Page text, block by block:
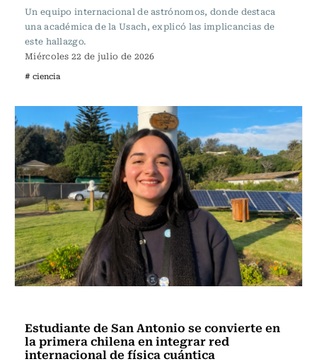
Un equipo internacional de astrónomos, donde destaca
una académica de la Usach, explicó las implicancias de
este hallazgo.
Miércoles 22 de julio de 2026
# ciencia
Estudiante de San Antonio se convierte en
la primera chilena en integrar red
internacional de física cuántica